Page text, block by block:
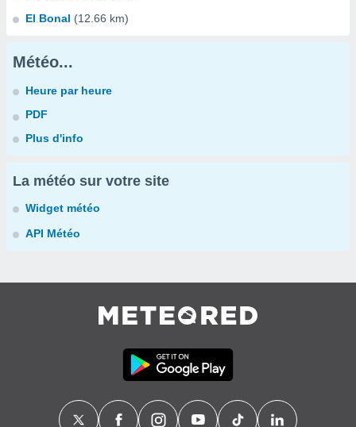
El Bonal (12.66 km)
Météo...
Heure par heure
PDF
Plus d'info
La météo sur votre site
Widget météo
API Météo